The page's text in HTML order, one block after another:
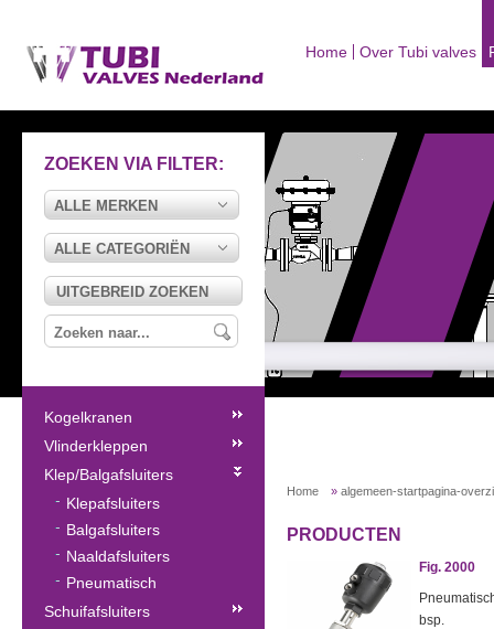
Home Over Tubi valves
Home » algemeen-startpagina-
PRODUCTEN
Fig. 2000
bsp.
ZOEKEN VIA FILTER:
ALLE MERKEN
ALLE CATEGORIËN
UITGEBREID ZOEKEN
Kogelkranen
Vlinderkleppen
Klep/Balgafsluiters
Klepafsluiters
Balgafsluiters
Naaldafsluiters
Pneumatisch
Schuifafsluiters